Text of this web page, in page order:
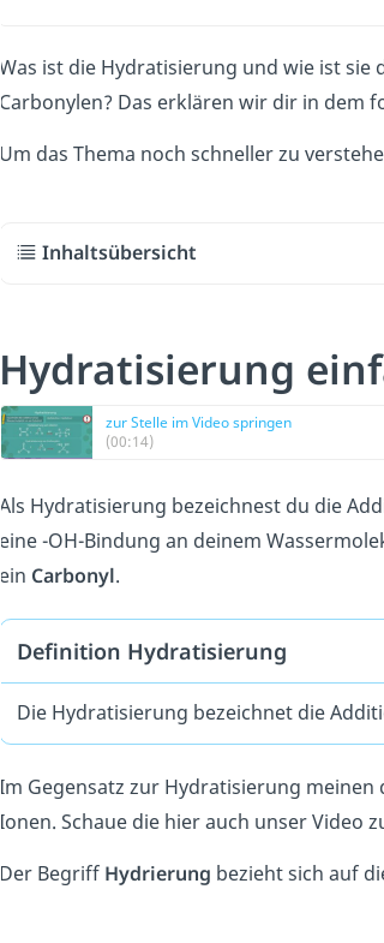
Was ist die Hydratisierung und wie ist
Carbonylen? Das erklären wir dir in dem
Um das Thema noch schneller zu
Inhaltsübersicht
Hydratisierung
zur Stelle im Video springen
(00:14)
Als Hydratisierung bezeichnest du die
eine -OH-Bindung an deinem
ein Carbonyl.
Definition Hydratisierung
Die Hydratisierung bezeichnet die
Im Gegensatz zur Hydratisierung meinen
Ionen. Schaue die hier auch unser Video
Der Begriff Hydrierung bezieht sich auf